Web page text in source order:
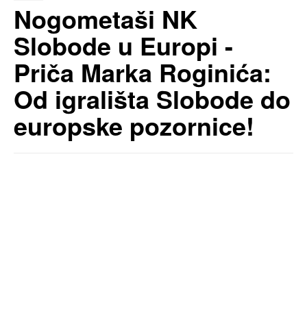
Nogometaši NK
Slobode u Europi -
Priča Marka Roginića:
Od igrališta Slobode do
europske pozornice!